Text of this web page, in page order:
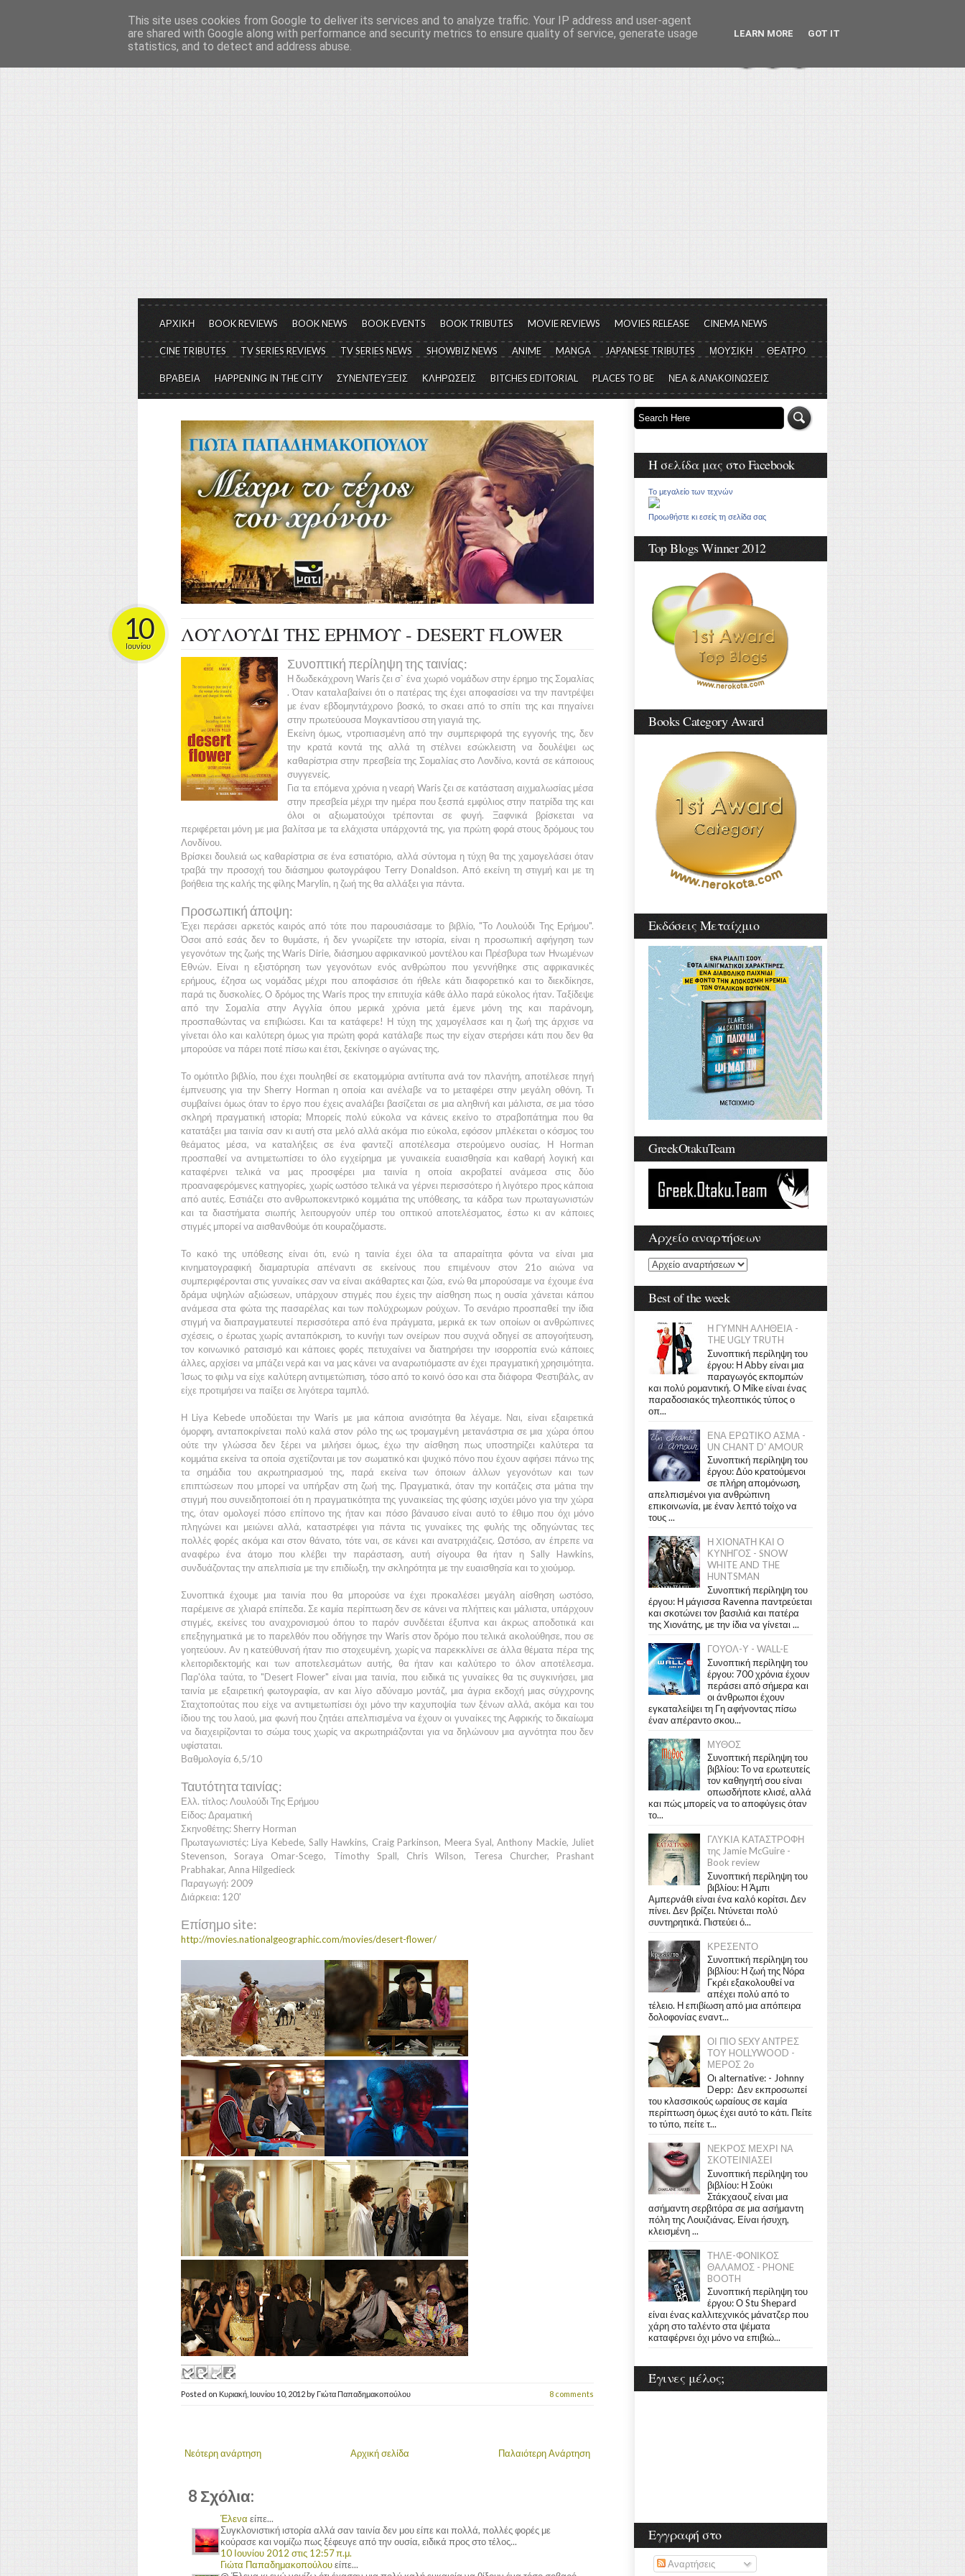
Το μεγαλείο των Τεχνών...
Είμαστε πάντα εδώ για να μιλάμε για τον πολιτισμό, σε κάθε του μορφή και έκταση...
ΑΡΧΙΚΗ BOOK REVIEWS BOOK NEWS BOOK EVENTS BOOK TRIBUTES MOVIE REVIEWS MOVIES RELEASE CINEMA NEWS
CINE TRIBUTES TV SERIES REVIEWS TV SERIES NEWS SHOWBIZ NEWS ANIME MANGA JAPANESE TRIBUTES ΜΟΥΣΙΚΗ ΘΕΑΤΡΟ
ΒΡΑΒΕΙΑ HAPPENING IN THE CITY ΣΥΝΕΝΤΕΥΞΕΙΣ ΚΛΗΡΩΣΕΙΣ BITCHES EDITORIAL PLACES TO BE ΝΕΑ & ΑΝΑΚΟΙΝΩΣΕΙΣ
ΛΟΥΛΟΥΔΙ ΤΗΣ ΕΡΗΜΟΥ - DESERT FLOWER
10
Ιουνίου
Συνοπτική περίληψη της ταινίας:
Η δωδεκάχρονη Warisζει σ` ένα χωριό νομάδων στην έρημο τηςΣομαλίας
. Όταν καταλαβαίνει ότι ο πατέρας της έχει αποφασίσει να την παντρέψει
με έναν εβδομηντάχρονο βοσκό, το σκαει από το σπίτι της και πηγαίνει
στην πρωτεύουσα Μογκαντίσουστη γιαγιά της.
Εκείνη όμως, ντροπιασμένη από την συμπεριφορά της εγγονής της, δεν
την κρατά κοντά της αλλά τη στέλνει εσώκλειστη να δουλέψει ως
καθαρίστρια στην πρεσβεία της Σομαλίαςστο Λονδίνο, κοντά σε κάποιους
συγγενείς.
Για τα επόμενα χρόνια η νεαρή Warisζει σε κατάσταση αιχμαλωσίας μέσα
στην πρεσβεία μέχρι την ημέρα που ξεσπά εμφύλιος στην πατρίδα της και
όλοι οι αξιωματούχοι τρέπονται σε φυγή. Ξαφνικά βρίσκεται να
περιφέρεται μόνη με μια βαλίτσα με τα ελάχιστα υπάρχοντά της, για πρώτη φορά στους δρόμους του
Λονδίνου.
Βρίσκει δουλειά ως καθαρίστρια σε ένα εστιατόριο, αλλά σύντομα η τύχη θα της χαμογελάσει όταν
τραβά την προσοχή του διάσημου φωτογράφου Terry Donaldson. Από εκείνη τη στιγμή και με τη
βοήθεια της καλής της φίλης Marylin, η ζωή της θα αλλάξει για πάντα.
Προσωπική άποψη:
Έχει περάσει αρκετός καιρός από τότε που παρουσιάσαμε το βιβλίο, "Το Λουλούδι Της Ερήμου".
Όσοι από εσάς δεν το θυμάστε, ή δεν γνωρίζετε την ιστορία, είναι η προσωπική αφήγηση των
γεγονότων της ζωής τηςWaris Dirie, διάσημου αφρικανικού μοντέλου και Πρέσβυρα των Ηνωμένων
Εθνών. Είναι η εξιστόρηση των γεγονότων ενός ανθρώπου που γεννήθηκε στις αφρικανικές
ερήμους, έζησα ως νομάδας μέχρι που αποφάσισε ότι ήθελε κάτι διαφορετικό και το διεκδίκησε,
παρά τις δυσκολίες. Ο δρόμος της Warisπρος την επιτυχία κάθε άλλο παρά εύκολος ήταν. Ταξίδεψε
από την Σομαλία στην Αγγλία όπου μερικά χρόνια μετά έμενε μόνη της και παράνομη,
προσπαθώντας να επιβιώσει. Και τα κατάφερε! Η τύχη της χαμογέλασε και η ζωή της άρχισε να
γίνεται όλο και καλύτερη όμως για πρώτη φορά κατάλαβε πως την είχαν στερήσει κάτι που δεν θα
μπορούσε να πάρει ποτέ πίσω και έτσι, ξεκίνησε ο αγώνας της.
Το ομότιτλο βιβλίο, που έχει πουληθεί σε εκατομμύρια αντίτυπα ανά τον πλανήτη, αποτέλεσε πηγή
έμπνευσης για τηνSherry Hormanη οποία και ανέλαβε να το μεταφέρει στην μεγάλη οθόνη. Τι
συμβαίνει όμως όταν το έργο που έχεις αναλάβει βασίζεται σε μια αληθινή και μάλιστα, σε μια τόσο
σκληρή πραγματική ιστορία; Μπορείς πολύ εύκολα να κάνεις εκείνο το στραβοπάτημα που θα
κατατάξει μια ταινία σαν κι αυτή στα μελό αλλά ακόμα πιο εύκολα, εφόσον μπλέκεται ο κόσμος του
θεάματος μέσα, να καταλήξεις σε ένα φαντεζί αποτέλεσμα στερούμενο ουσίας. Η Horman
προσπαθεί να αντιμετωπίσει το όλο εγχείρημα με γυναικεία ευαισθησία και καθαρή λογική και
καταφέρνει τελικά να μας προσφέρει μια ταινία η οποία ακροβατεί ανάμεσα στις δύο
προαναφερόμενες κατηγορίες, χωρίς ωστόσο τελικά να γέρνει περισσότερο ή λιγότερο προς κάποια
από αυτές. Εστιάζει στο ανθρωποκεντρικό κομμάτια της υπόθεσης, τα κάδρα των πρωταγωνιστών
και τα διαστήματα σιωπής λειτουργούν υπέρ του οπτικού αποτελέσματος, έστω κι αν κάποιες
στιγμές μπορεί να αισθανθούμε ότι κουραζόμαστε.
Το κακό της υπόθεσης είναι ότι, ενώ η ταινία έχει όλα τα απαραίτητα φόντα να είναι μια
κινηματογραφική διαμαρτυρία απέναντι σε εκείνους που επιμένουν στον 21ο αιώνα να
συμπεριφέρονται στις γυναίκες σαν να είναι ακάθαρτες και ζώα, ενώ θα μπορούσαμε να έχουμε ένα
δράμα υψηλών αξιώσεων, υπάρχουν στιγμές που έχεις την αίσθηση πως η ουσία χάνεται κάπου
ανάμεσα στα φώτα της πασαρέλας και των πολύχρωμων ρούχων. Το σενάριο προσπαθεί την ίδια
στιγμή να διαπραγματευτεί περισσότερα από ένα πράγματα, μερικά εκ των οποίων οι ανθρώπινες
σχέσεις, ο έρωτας χωρίς ανταπόκριση, το κυνήγι των ονείρων που συχνά οδηγεί σε απογοήτευση,
τον κοινωνικό ρατσισμό και κάποιες φορές πετυχαίνει να διατηρήσει την ισορροπία ενώ κάποιες
άλλες, αρχίσει να μπάζει νερά και να μας κάνει να αναρωτιόμαστε αν έχει πραγματική χρησιμότητα.
Ίσως το φιλμ να είχε καλύτερη αντιμετώπιση, τόσο από το κοινό όσο και στα διάφορα Φεστιβάλς, αν
είχε προτιμήσει να παίξει σε λιγότερα ταμπλό.
Η Liya Kebede υποδύεται τηνWaris με μια κάποια ανισότητα θα λέγαμε. Ναι, είναι εξαιρετικά
όμορφη, ανταποκρίνεται πολύ καλά στον ρόλο της ως τρομαγμένη μετανάστρια σε μια χώρα όπου
ούτε την γλώσσα δεν ξέρει να μιλήσει όμως, έχω την αίσθηση πως υποστηρίζει καλύτερα τα
κομμάτια εκείνα τα οποία σχετίζονται με τον σωματικό και ψυχικό πόνο που έχουν αφήσει πάνω της
τα σημάδια του ακρωτηριασμού της, παρά εκείνα των όποιων άλλων γεγονότων και των
επιπτώσεων που μπορεί να υπήρξαν στη ζωή της. Πραγματικά, όταν την κοιτάζεις στα μάτια την
στιγμή που συνειδητοποιεί ότι η πραγματικότητα της γυναικείας της φύσης ισχύει μόνο για την χώρα
της, όταν ομολογεί πόσο επίπονο της ήταν και πόσο βάναυσο είναι αυτό το έθιμο που όχι μόνο
πληγώνει και μειώνει αλλά, καταστρέφει για πάντα τις γυναίκες της φυλής της οδηγώντας τες
πολλές φορές ακόμα και στον θάνατο, τότε ναι, σε κάνει και ανατριχιάζεις. Ωστόσο, αν έπρεπε να
αναφέρω ένα άτομο που κλέβει την παράσταση, αυτή σίγουρα θα ήταν ηSally Hawkins,
συνδυάζοντας την απελπισία με την επιδίωξη, την σκληρότητα με την ευαισθησία και το χιούμορ.
Συνοπτικά έχουμε μια ταινία που θα μπορούσε να έχει προκαλέσει μεγάλη αίσθηση ωστόσο,
παρέμεινε σε χλιαρά επίπεδα. Σε καμία περίπτωση δεν σε κάνει να πλήττεις και μάλιστα, υπάρχουν
στιγμές, εκείνες του αναχρονισμού όπου το παρόν συνδέεται έξυπνα και άκρως αποδοτικά και
επεξηγηματικά με το παρελθόν που οδήγησε την Waris στον δρόμο που τελικά ακολούθησε, που σε
γοητεύουν. Αν η κατεύθυνσή ήταν πιο στοχευμένη, χωρίς να παρεκκλίνει σε άλλα θέματα πέρα της
κλειτοριδεκτομής και των αποτελεσμάτων αυτής, θα ήταν και καλύτερο το όλον αποτέλεσμα.
Παρ'όλα ταύτα, το "Desert Flower" είναι μια ταινία, που ειδικά τις γυναίκες θα τις συγκινήσει, μια
ταινία με εξαιρετική φωτογραφία, αν και λίγο αδύναμο μοντάζ, μια άγρια εκδοχή μιας σύγχρονης
Σταχτοπούτας που είχε να αντιμετωπίσει όχι μόνο την καχυποψία των ξένων αλλά, ακόμα και του
ίδιου της του λαού, μια φωνή που ζητάει απελπισμένα να έχουν οι γυναίκες τηςΑφρικής το δικαίωμα
να διαχειρίζονται το σώμα τους χωρίς να ακρωτηριάζονται για να δηλώνουν μια αγνότητα που δεν
υφίσταται.
Βαθμολογία 6,5/10
Ταυτότητα ταινίας:
Ελλ. τίτλος: Λουλούδι Της Ερήμου
Είδος: Δραματική
Σκηνοθέτης: Sherry Horman
Πρωταγωνιστές: Liya Kebede, Sally Hawkins, Craig Parkinson, Meera Syal, Anthony Mackie, Juliet
Stevenson, Soraya Omar-Scego, Timothy Spall, Chris Wilson, Teresa Churcher, Prashant
Prabhakar, Anna Hilgedieck
Παραγωγή: 2009
Διάρκεια: 120'
Επίσημο site:
http://movies.nationalgeographic.com/movies/desert-flower/
Posted on Κυριακή, Ιουνίου 10, 2012 by Γιώτα Παπαδημακοπούλου 8 comments
Νεότερη ανάρτηση Παλαιότερη Ανάρτηση
Αρχική σελίδα
8 Σχόλια:
Έλενα είπε...
Συγκλονιστική ιστορία αλλά σαν ταινία δεν μου είπε και πολλά, πολλές φορές με
κούρασε και νομίζω πως ξέφευγε από την ουσία, ειδικά προς στο τέλος...
10 Ιουνίου 2012 στις 12:57 π.μ.
Γιώτα Παπαδημακοπούλουείπε...
Η σελίδα μας στο Facebook
Το μεγαλείο των τεχνών
Προωθήστε κι εσείς τη σελίδα σας
Top Blogs Winner 2012
Books Category Award
Εκδόσεις Μεταίχμιο
GreekOtakuTeam
Αρχείο αναρτήσεων
Best of the week
Η ΓΥΜΝΗ ΑΛΗΘΕΙΑ -
THE UGLY TRUTH
Συνοπτική περίληψη του
έργου: Η Abby είναι μια
παραγωγός εκπομπών
και πολύ ρομαντική. Ο Mike είναι ένας
παραδοσιακός τηλεοπτικός τύπος ο
οπ...
ΕΝΑ ΕΡΩΤΙΚΟ ΑΣΜΑ -
UN CHANT D' AMOUR
Συνοπτική περίληψη του
έργου: Δύο κρατούμενοι
σε πλήρη απομόνωση,
απελπισμένοι για ανθρώπινη
επικοινωνία, με έναν λεπτό τοίχο να
τους ...
Η ΧΙΟΝΑΤΗ ΚΑΙ Ο
ΚΥΝΗΓΟΣ - SNOW
WHITE AND THE
HUNTSMAN
Συνοπτική περίληψη του
έργου: Η μάγισσα Ravenna παντρεύεται
και σκοτώνει τον βασιλιά και πατέρα
της Χιονάτης, με την ίδια να γίνεται ...
ΓΟΥΟΛ-Υ - WALL-E
Συνοπτική περίληψη του
έργου: 700 χρόνια έχουν
περάσει από σήμερα και
οι άνθρωποι έχουν
εγκαταλείψει τη Γη αφήνοντας πίσω
έναν απέραντο σκου...
ΜΥΘΟΣ
Συνοπτική περίληψη του
βιβλίου: Το να ερωτευτείς
τον καθηγητή σου είναι
οπωσδήποτε κλισέ, αλλά
και πώς μπορείς να το αποφύγεις όταν
το...
ΓΛΥΚΙΑ ΚΑΤΑΣΤΡΟΦΗ
της Jamie McGuire -
Book review
Συνοπτική περίληψη του
βιβλίου: Η Άμπι
Αμπερνάθι είναι ένα καλό κορίτσι. Δεν
πίνει. Δεν βρίζει. Ντύνεται πολύ
συντηρητικά. Πιστεύει ό...
ΚΡΕΣΕΝΤΟ
Συνοπτική περίληψη του
βιβλίου: Η ζωή της Νόρα
Γκρέι εξακολουθεί να
απέχει πολύ από το
τέλειο. Η επιβίωση από μια απόπειρα
δολοφονίας εναντ...
ΟΙ ΠΙΟ SEXY ΑΝΤΡΕΣ
ΤΟΥ HOLLYWOOD -
ΜΕΡΟΣ 2ο
Οι alternative: - Johnny
Depp: Δεν εκπροσωπεί
του κλασσικούς ωραίους σε καμία
περίπτωση όμως έχει αυτό το κάτι. Πείτε
το τύπο, πείτε τ...
ΝΕΚΡΟΣ ΜΕΧΡΙ ΝΑ
ΣΚΟΤΕΙΝΙΑΣΕΙ
Συνοπτική περίληψη του
βιβλίου: Η Σούκι
Στάκχαουζ είναι μια
ασήμαντη σερβιτόρα σε μια ασήμαντη
πόλη της Λουιζιάνας. Είναι ήσυχη,
κλεισμένη ...
ΤΗΛΕ-ΦΟΝΙΚΟΣ
ΘΑΛΑΜΟΣ - PHONE
BOOTH
Συνοπτική περίληψη του
έργου: Ο Stu Shepard
είναι ένας καλλιτεχνικός μάνατζερ που
χάρη στο ταλέντο στα ψέματα
καταφέρνει όχι μόνο να επιβιώ...
Έγινες μέλος;
Εγγραφή στο
Αναρτήσεις
This site uses cookies from Google to deliver its services and to analyze traffic. Your IP address and user-agent
are shared with Google along with performance and security metrics to ensure quality of service, generate usage
statistics, and to detect and address abuse.
LEARN MORE GOT IT